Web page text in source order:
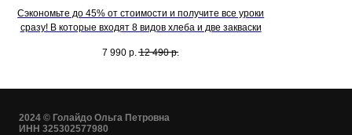
Сэкономьте до 45% от стоимости и получите все уроки
сразу! В которые входят 8 видов хлеба и две закваски
7 990 р. 12 490 р.
2024 © Голайдо Ольга Петровна
ИНН 325302577980